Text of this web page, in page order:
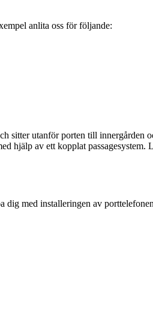
anlita oss för följande:
sitter utanför porten till innergården
hjälp av ett kopplat passagesystem.
dig med installeringen av